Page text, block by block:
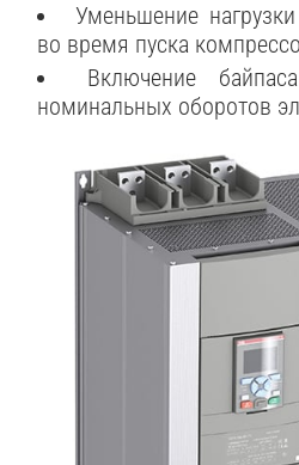
Уменьшение
во время пуска
Включение
номинальных оборотов